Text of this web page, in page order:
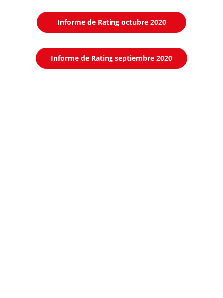
Informe de Rating octubre 2020
Informe de Rating septiembre 2020